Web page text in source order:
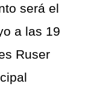
será el
a las 19
Ruser